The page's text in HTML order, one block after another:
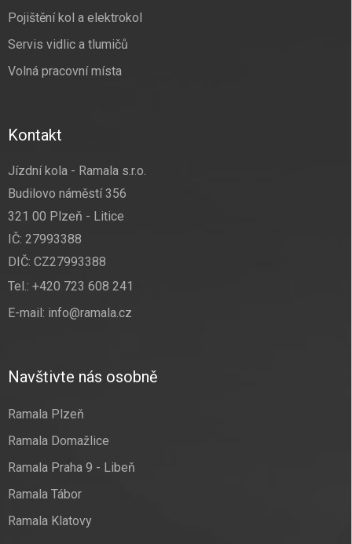
Pojištění kol a elektrokol
Servis vidlic a tlumičů
Volná pracovní místa
Kontakt
Jízdní kola - Ramala s.r.o.
Budilovo náměstí 356
321 00 Plzeň - Litice
IČ: 27993388
DIČ: CZ27993388
Tel.: +420 723 608 241
E-mail: info@ramala.cz
Navštivte nás osobně
Ramala Plzeň
Ramala Domažlice
Ramala Praha 9 - Libeň
Ramala Tábor
Ramala Klatovy